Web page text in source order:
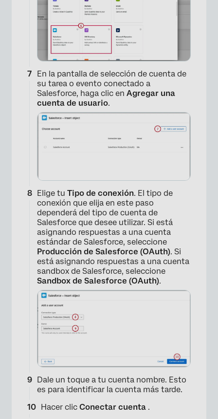
×
×
×
En la pantalla de selección de cuenta de
su tarea o evento conectado a
Salesforce, haga clic en Agregar una
cuenta de usuario.
Elige tu Tipo de conexión. El tipo de
conexión que elija en este paso
dependerá del tipo de cuenta de
Salesforce que desee utilizar. Si está
asignando respuestas a una cuenta
estándar de Salesforce, seleccione
Producción de Salesforce (OAuth). Si
está asignando respuestas a una cuenta
sandbox de Salesforce, seleccione
Sandbox de Salesforce (OAuth).
Dale un toque a tu cuenta nombre. Esto
es para identificar la cuenta más tarde.
Hacer clic Conectar cuenta .